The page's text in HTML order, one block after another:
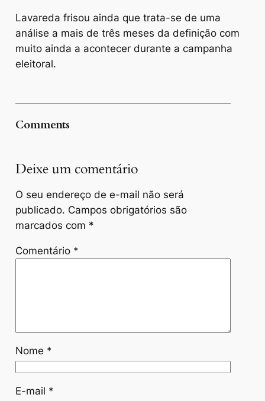
Lavareda frisou ainda que trata-se de uma
análise a mais de três meses da definição com
muito ainda a acontecer durante a campanha
eleitoral.
Comments
Deixe um comentário
O seu endereço de e-mail não será
publicado. Campos obrigatórios são
marcados com *
Comentário *
Nome *
E-mail *